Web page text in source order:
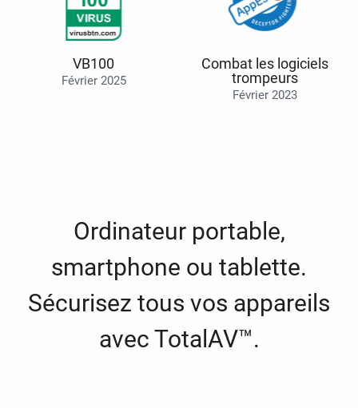
VB100
Février 2025
Combat les logiciels
trompeurs
Février 2023
Ordinateur portable,
smartphone ou tablette.
Sécurisez tous vos appareils
avec TotalAV™.